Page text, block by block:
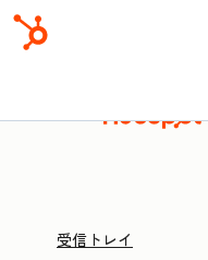
受信トレイ